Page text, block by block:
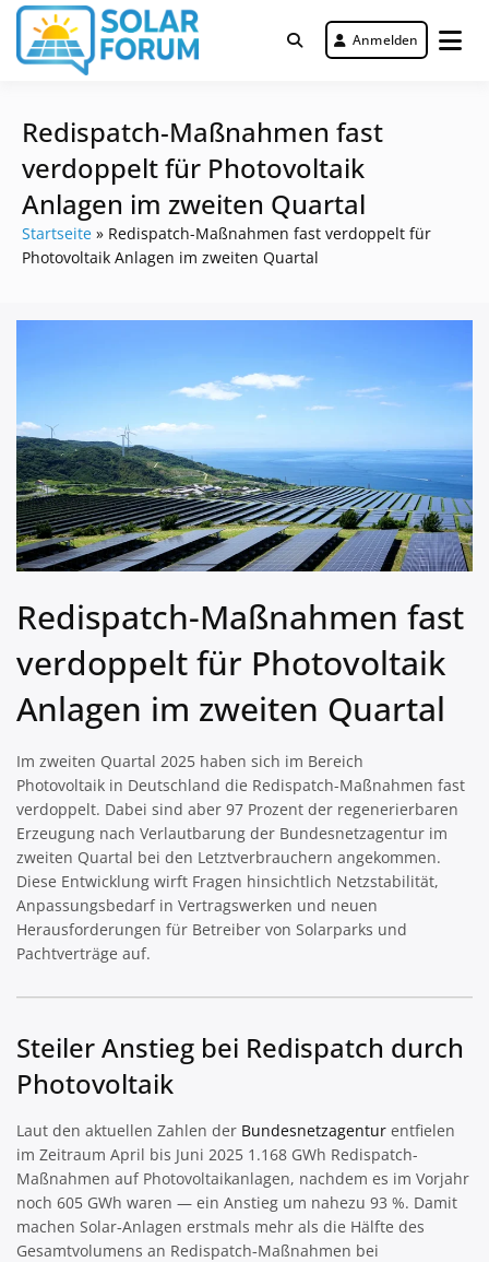
Zum
Inhalt
springen
Solar Forum
Deutschlandweit Nr. 1 Forum für
gewerbliche Solar Investments
Anmelden
Redispatch-Maßnahmen fast
verdoppelt für Photovoltaik
Anlagen im zweiten Quartal
Startseite » Redispatch-Maßnahmen fast verdoppelt für
Photovoltaik Anlagen im zweiten Quartal
Redispatch-Maßnahmen fast
verdoppelt für Photovoltaik
Anlagen im zweiten Quartal
Im zweiten Quartal 2025 haben sich im Bereich
Photovoltaik in Deutschland die Redispatch-Maßnahmen fast
verdoppelt. Dabei sind aber 97 Prozent der regenerierbaren
Erzeugung nach Verlautbarung der Bundesnetzagentur im
zweiten Quartal bei den Letztverbrauchern angekommen.
Diese Entwicklung wirft Fragen hinsichtlich Netzstabilität,
Anpassungsbedarf in Vertragswerken und neuen
Herausforderungen für Betreiber von Solarparks und
Pachtverträge auf.
Steiler Anstieg bei Redispatch durch
Photovoltaik
Laut den aktuellen Zahlen der Bundesnetzagentur entfielen
im Zeitraum April bis Juni 2025 1.168 GWh Redispatch-
Maßnahmen auf Photovoltaikanlagen, nachdem es im Vorjahr
noch 605 GWh waren — ein Anstieg um nahezu 93 %. Damit
machen Solar‑Anlagen erstmals mehr als die Hälfte des
Gesamtvolumens an Redispatch‑Maßnahmen bei